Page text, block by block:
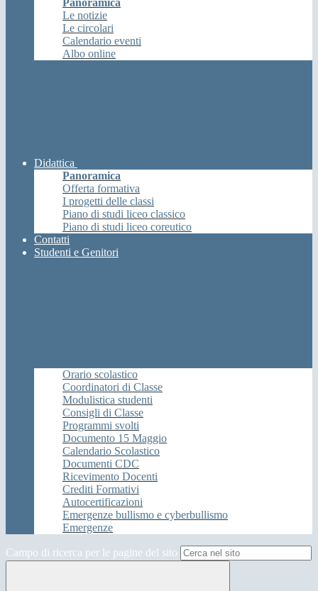
Panoramica
Le notizie
Le circolari
Calendario eventi
Albo online
Didattica
Panoramica
Offerta formativa
I progetti delle classi
Piano di studi liceo classico
Piano di studi liceo coreutico
Contatti
Studenti e Genitori
Orario scolastico
Coordinatori di Classe
Modulistica studenti
Consigli di Classe
Programmi svolti
Documento 15 Maggio
Calendario Scolastico
Documenti CDC
Ricevimento Docenti
Crediti Formativi
Autocertificazioni
Emergenze bullismo e cyberbullismo
Emergenze
Campo di ricerca per le pagine del sito